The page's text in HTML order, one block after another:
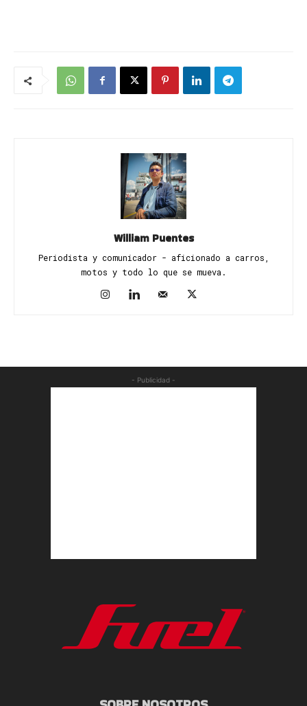
William Puentes
Periodista y comunicador - aficionado a carros,
motos y todo lo que se mueva.
- Publicidad -